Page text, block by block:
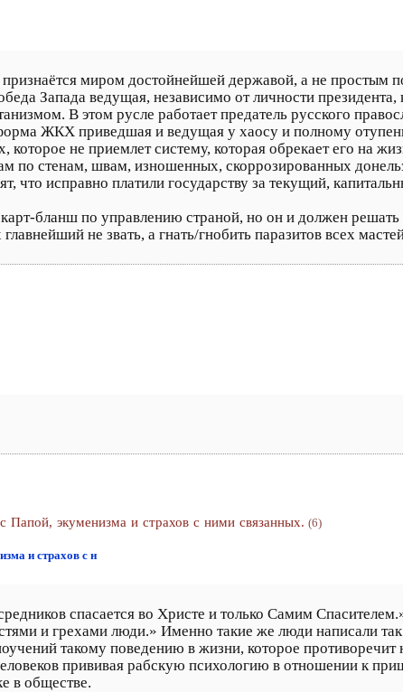
миром достойнейшей державой, а не простым
Запада ведущая, независимо от личности президента,
В этом русле работает предатель русского
ЖКХ приведшая и ведущая у хаосу и полному
не приемлет систему, которая обрекает его на
стенам, швам, изношенных, скоррозированных
что исправно платили государству за текущий,
бланш по управлению страной, но он и должен
не звать, а гнать/гнобить паразитов всех
Папой, экуменизма и страхов с ними связанных. (6)
и страхов с н
спасается во Христе и только Самим
и грехами люди.» Именно такие же люди написали
такому поведению в жизни, которое противоречит
прививая рабскую психологию в отношении к
в обществе.